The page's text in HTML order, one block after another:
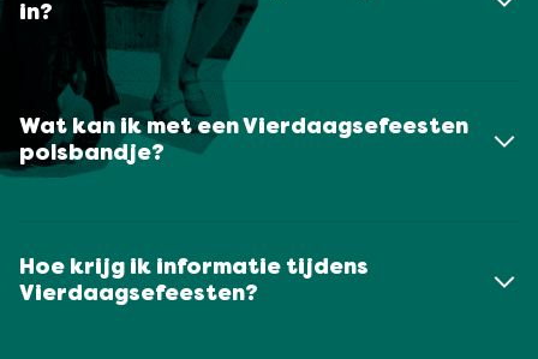
in?
Wat kan ik met een Vierdaagsefeesten
polsbandje?
Hoe krijg ik informatie tijdens
Vierdaagsefeesten?